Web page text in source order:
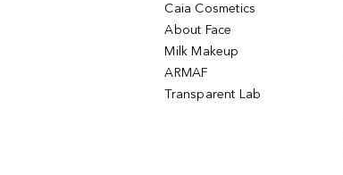
Caia Cosmetics
About Face
Milk Makeup
ARMAF
Transparent Lab